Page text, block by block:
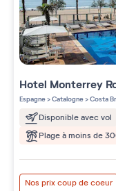
Hotel Monterrey
Espagne>Catalogne>Costa
Disponible avec vol
Plage à moins de
Nos prix coup de coeur